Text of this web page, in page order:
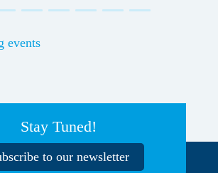
events
Stay Tuned!
to our newsletter